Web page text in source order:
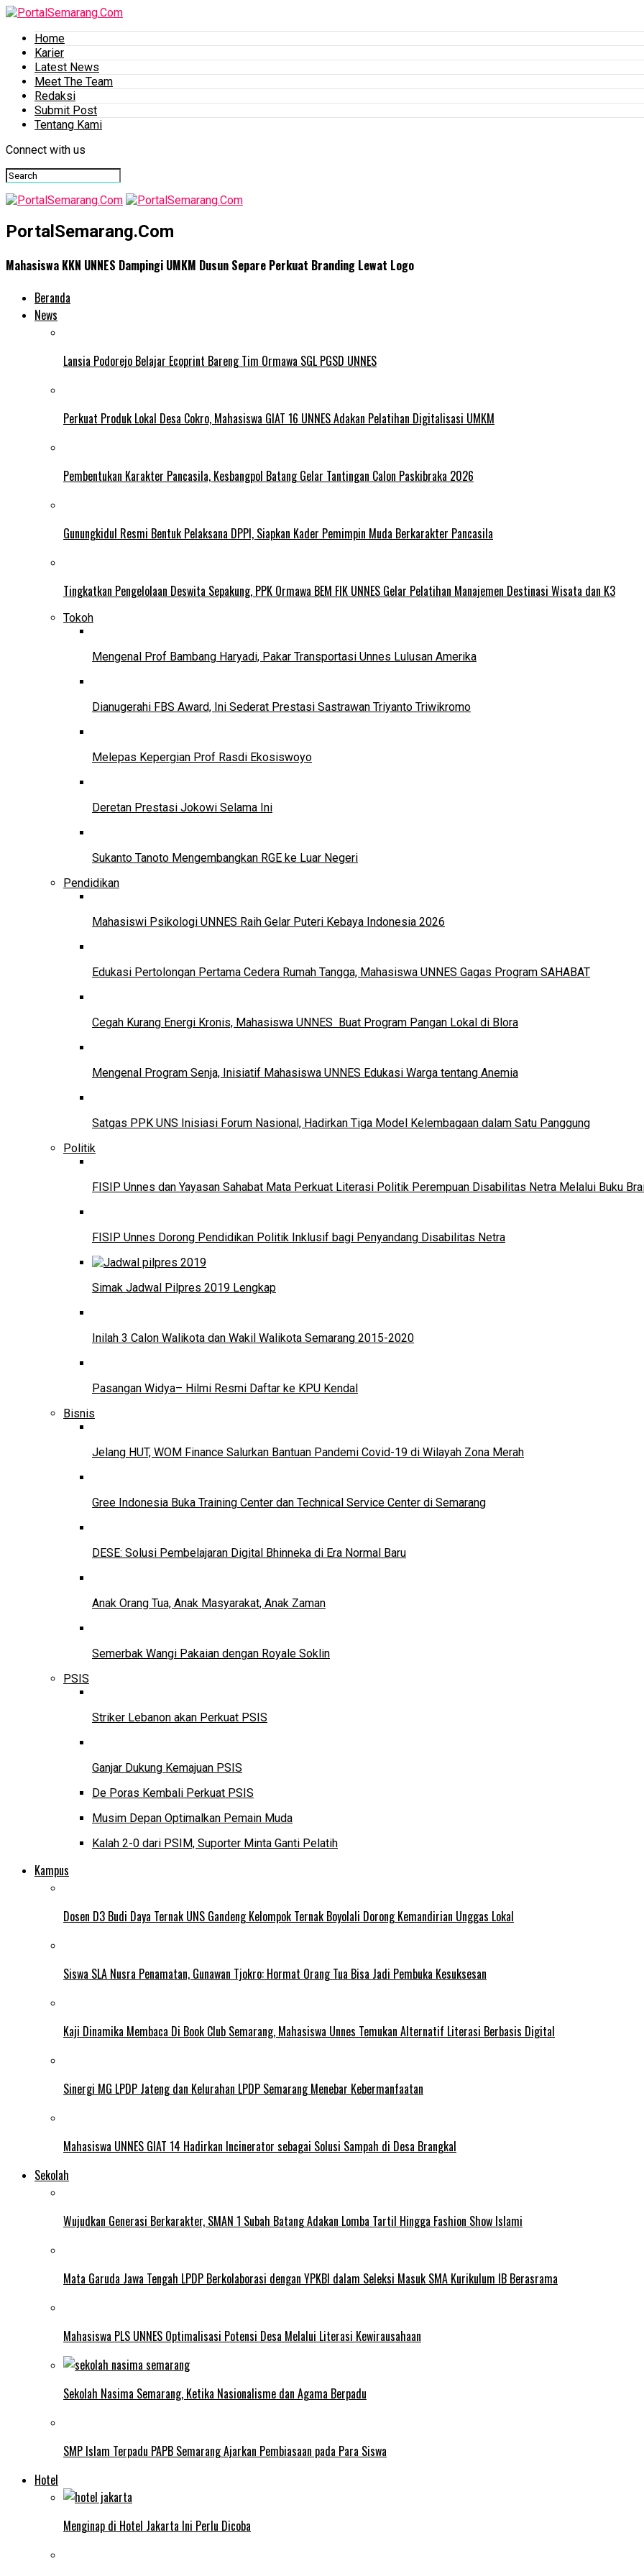
Home
Karier
Latest News
Meet The Team
Redaksi
Submit Post
Tentang Kami
Connect with us
PortalSemarang.Com
Mahasiswa KKN UNNES Dampingi UMKM Dusun Separe Perkuat Branding Lewat Logo
Beranda
News
Lansia Podorejo Belajar Ecoprint Bareng Tim Ormawa SGL PGSD UNNES
Perkuat Produk Lokal Desa Cokro, Mahasiswa GIAT 16 UNNES Adakan Pelatihan Digitalisasi UMKM
Pembentukan Karakter Pancasila, Kesbangpol Batang Gelar Tantingan Calon Paskibraka 2026
Gunungkidul Resmi Bentuk Pelaksana DPPI, Siapkan Kader Pemimpin Muda Berkarakter Pancasila
Tingkatkan Pengelolaan Deswita Sepakung, PPK Ormawa BEM FIK UNNES Gelar Pelatihan Manajemen Destinasi Wisata dan K3
Tokoh
Mengenal Prof Bambang Haryadi, Pakar Transportasi Unnes Lulusan Amerika
Dianugerahi FBS Award, Ini Sederat Prestasi Sastrawan Triyanto Triwikromo
Melepas Kepergian Prof Rasdi Ekosiswoyo
Deretan Prestasi Jokowi Selama Ini
Sukanto Tanoto Mengembangkan RGE ke Luar Negeri
Pendidikan
Mahasiswi Psikologi UNNES Raih Gelar Puteri Kebaya Indonesia 2026
Edukasi Pertolongan Pertama Cedera Rumah Tangga, Mahasiswa UNNES Gagas Program SAHABAT
Cegah Kurang Energi Kronis, Mahasiswa UNNES Buat Program Pangan Lokal di Blora
Mengenal Program Senja, Inisiatif Mahasiswa UNNES Edukasi Warga tentang Anemia
Satgas PPK UNS Inisiasi Forum Nasional, Hadirkan Tiga Model Kelembagaan dalam Satu Panggung
Politik
FISIP Unnes dan Yayasan Sahabat Mata Perkuat Literasi Politik Perempuan Disabilitas Netra Melalui Buku
FISIP Unnes Dorong Pendidikan Politik Inklusif bagi Penyandang Disabilitas Netra
Simak Jadwal Pilpres 2019 Lengkap
Inilah 3 Calon Walikota dan Wakil Walikota Semarang 2015-2020
Pasangan Widya– Hilmi Resmi Daftar ke KPU Kendal
Bisnis
Jelang HUT, WOM Finance Salurkan Bantuan Pandemi Covid-19 di Wilayah Zona Merah
Gree Indonesia Buka Training Center dan Technical Service Center di Semarang
DESE: Solusi Pembelajaran Digital Bhinneka di Era Normal Baru
Anak Orang Tua, Anak Masyarakat, Anak Zaman
Semerbak Wangi Pakaian dengan Royale Soklin
PSIS
Striker Lebanon akan Perkuat PSIS
Ganjar Dukung Kemajuan PSIS
De Poras Kembali Perkuat PSIS
Musim Depan Optimalkan Pemain Muda
Kalah 2-0 dari PSIM, Suporter Minta Ganti Pelatih
Kampus
Dosen D3 Budi Daya Ternak UNS Gandeng Kelompok Ternak Boyolali Dorong Kemandirian Unggas Lokal
Siswa SLA Nusra Penamatan, Gunawan Tjokro: Hormat Orang Tua Bisa Jadi Pembuka Kesuksesan
Kaji Dinamika Membaca Di Book Club Semarang, Mahasiswa Unnes Temukan Alternatif Literasi Berbasis Digital
Sinergi MG LPDP Jateng dan Kelurahan LPDP Semarang Menebar Kebermanfaatan
Mahasiswa UNNES GIAT 14 Hadirkan Incinerator sebagai Solusi Sampah di Desa Brangkal
Sekolah
Wujudkan Generasi Berkarakter, SMAN 1 Subah Batang Adakan Lomba Tartil Hingga Fashion Show Islami
Mata Garuda Jawa Tengah LPDP Berkolaborasi dengan YPKBI dalam Seleksi Masuk SMA Kurikulum IB Berasrama
Mahasiswa PLS UNNES Optimalisasi Potensi Desa Melalui Literasi Kewirausahaan
Sekolah Nasima Semarang, Ketika Nasionalisme dan Agama Berpadu
SMP Islam Terpadu PAPB Semarang Ajarkan Pembiasaan pada Para Siswa
Hotel
Menginap di Hotel Jakarta Ini Perlu Dicoba